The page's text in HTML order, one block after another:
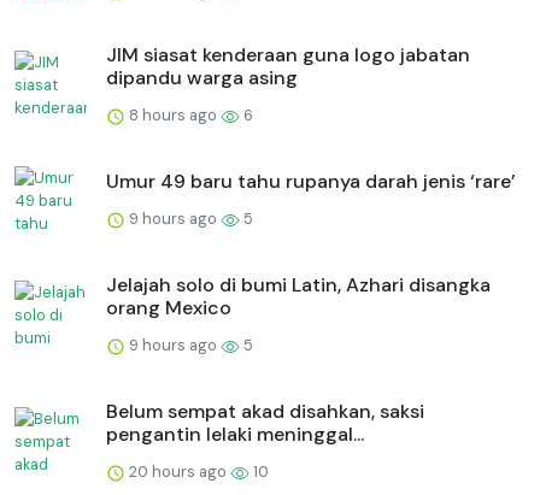
JIM siasat kenderaan guna logo jabatan
dipandu warga asing
8 hours ago 6
Umur 49 baru tahu rupanya darah jenis ‘rare’
9 hours ago 5
Jelajah solo di bumi Latin, Azhari disangka
orang Mexico
9 hours ago 5
Belum sempat akad disahkan, saksi
pengantin lelaki meninggal...
20 hours ago 10